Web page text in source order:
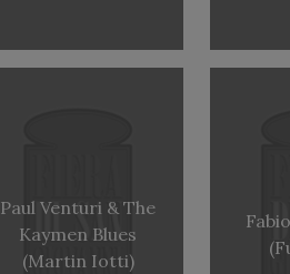
Paul Venturi & The
Kaymen Blues
(Martin Iotti)